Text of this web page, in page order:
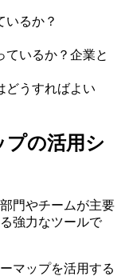
いるか？
ているか？企業と
どうすればよい
プの活用シ
門やチームが主要
強力なツールで
マップを活用する